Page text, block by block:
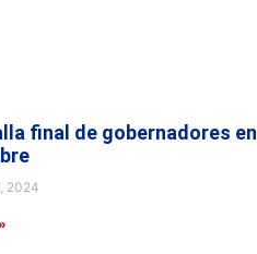
final de gobernadores en
2024